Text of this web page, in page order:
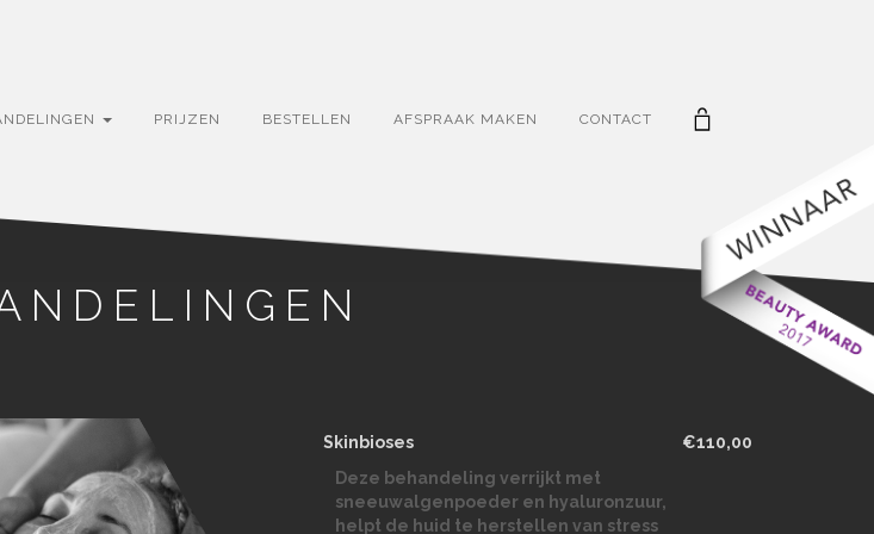
PRIJZEN BESTELLEN AFSPRAAK MAKEN CONTACT
Skinbioses
€110,00
Deze behandeling verrijkt met
sneeuwalgenpoeder en hyaluronzuur,
helpt de huid te herstellen van stress